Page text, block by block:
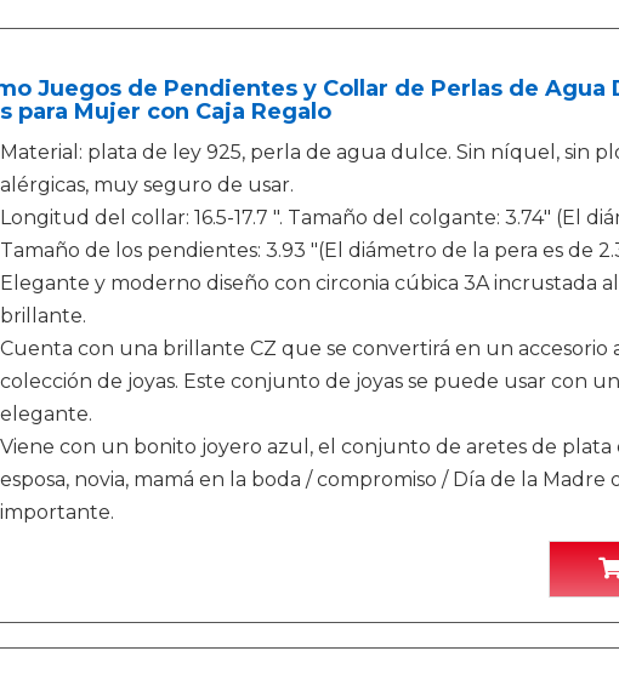
Juegos de Pendientes y Collar de Perlas de Agua
para Mujer con Caja Regalo
Material: plata de ley 925, perla de agua dulce. Sin níquel, sin
alérgicas, muy seguro de usar.
Longitud del collar: 16.5-17.7 ". Tamaño del colgante: 3.74" (El
Tamaño de los pendientes: 3.93 "(El diámetro de la pera es de
Elegante y moderno diseño con circonia cúbica 3A incrustada
brillante.
Cuenta con una brillante CZ que se convertirá en un
colección de joyas. Este conjunto de joyas se puede usar con
elegante.
Viene con un bonito joyero azul, el conjunto de aretes de plata
esposa, novia, mamá en la boda / compromiso / Día de la Madre
importante.